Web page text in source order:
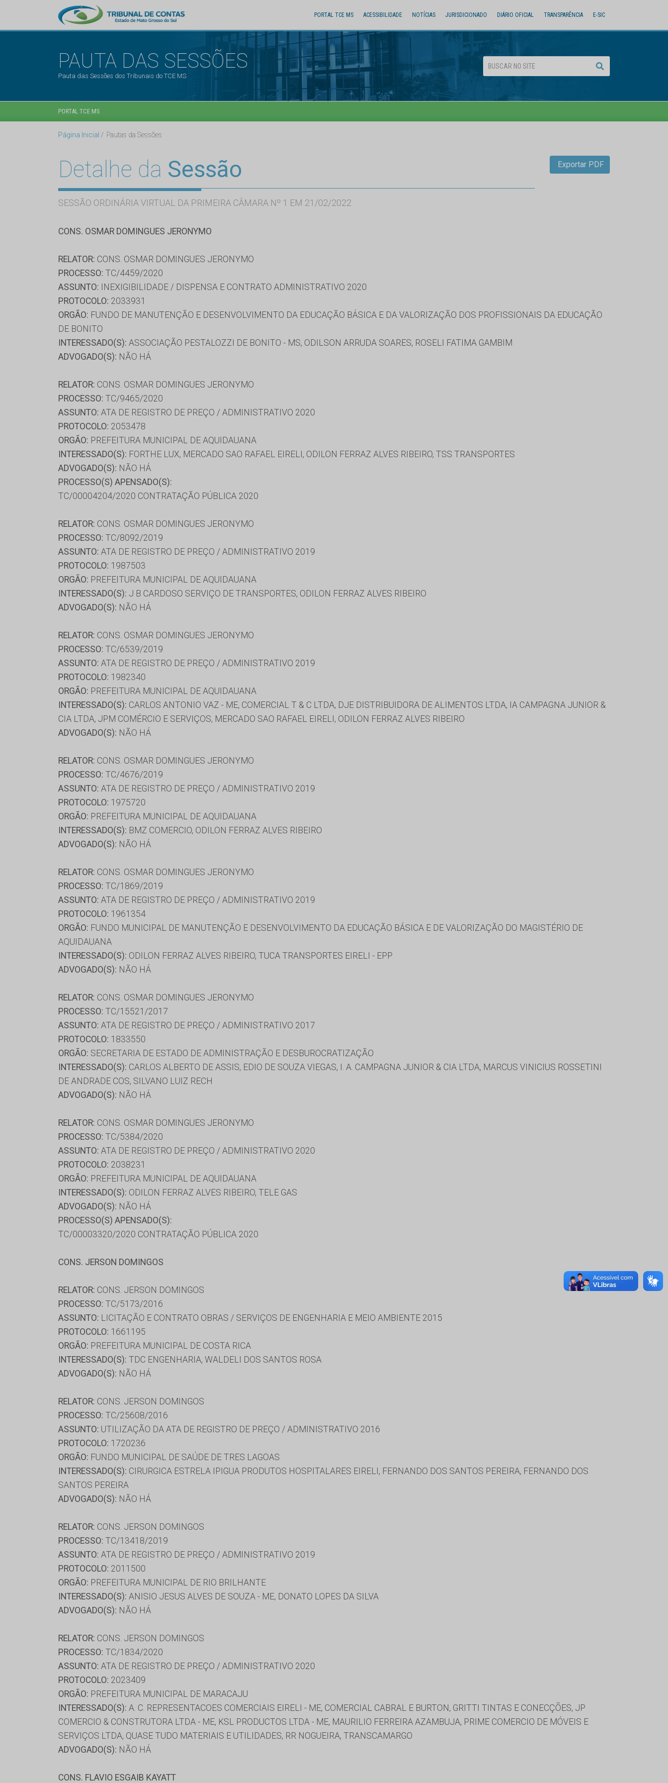
PORTAL TCE MS ACESSIBILIDADE NOTÍCIAS JURISDICIONADO DIÁRIO OFICIAL TRANSPARÊNCIA E-SIC
PAUTA DAS SESSÕES
Pauta das Sessões dos Tribunais do TCE MS
PORTAL TCE MS
Página Inicial Pautas da Sessões
Detalhe da Sessão
SESSÃO ORDINÁRIA VIRTUAL DA PRIMEIRA CÂMARA Nº 1 EM 21/02/2022
Exportar PDF
CONS. OSMAR DOMINGUES JERONYMO
RELATOR: CONS. OSMAR DOMINGUES JERONYMO
PROCESSO: TC/4459/2020
ASSUNTO: INEXIGIBILIDADE / DISPENSA E CONTRATO ADMINISTRATIVO 2020
PROTOCOLO: 2033931
ORGÃO: FUNDO DE MANUTENÇÃO E DESENVOLVIMENTO DA EDUCAÇÃO BÁSICA E DA VALORIZAÇÃO DOS PROFISSIONAIS DA EDUCAÇÃO
DE BONITO
INTERESSADO(S): ASSOCIAÇÃO PESTALOZZI DE BONITO - MS, ODILSON ARRUDA SOARES, ROSELI FATIMA GAMBIM
ADVOGADO(S): NÃO HÁ
RELATOR: CONS. OSMAR DOMINGUES JERONYMO
PROCESSO: TC/9465/2020
ASSUNTO: ATA DE REGISTRO DE PREÇO / ADMINISTRATIVO 2020
PROTOCOLO: 2053478
ORGÃO: PREFEITURA MUNICIPAL DE AQUIDAUANA
INTERESSADO(S): FORTHE LUX, MERCADO SAO RAFAEL EIRELI, ODILON FERRAZ ALVES RIBEIRO, TSS TRANSPORTES
ADVOGADO(S): NÃO HÁ
PROCESSO(S) APENSADO(S):
TC/00004204/2020 CONTRATAÇÃO PÚBLICA 2020
RELATOR: CONS. OSMAR DOMINGUES JERONYMO
PROCESSO: TC/8092/2019
ASSUNTO: ATA DE REGISTRO DE PREÇO / ADMINISTRATIVO 2019
PROTOCOLO: 1987503
ORGÃO: PREFEITURA MUNICIPAL DE AQUIDAUANA
INTERESSADO(S): J B CARDOSO SERVIÇO DE TRANSPORTES, ODILON FERRAZ ALVES RIBEIRO
ADVOGADO(S): NÃO HÁ
RELATOR: CONS. OSMAR DOMINGUES JERONYMO
PROCESSO: TC/6539/2019
ASSUNTO: ATA DE REGISTRO DE PREÇO / ADMINISTRATIVO 2019
PROTOCOLO: 1982340
ORGÃO: PREFEITURA MUNICIPAL DE AQUIDAUANA
INTERESSADO(S): CARLOS ANTONIO VAZ - ME, COMERCIAL T & C LTDA, DJE DISTRIBUIDORA DE ALIMENTOS LTDA, IA CAMPAGNA JUNIOR &
CIA LTDA, JPM COMÉRCIO E SERVIÇOS, MERCADO SAO RAFAEL EIRELI, ODILON FERRAZ ALVES RIBEIRO
ADVOGADO(S): NÃO HÁ
RELATOR: CONS. OSMAR DOMINGUES JERONYMO
PROCESSO: TC/4676/2019
ASSUNTO: ATA DE REGISTRO DE PREÇO / ADMINISTRATIVO 2019
PROTOCOLO: 1975720
ORGÃO: PREFEITURA MUNICIPAL DE AQUIDAUANA
INTERESSADO(S): BMZ COMERCIO, ODILON FERRAZ ALVES RIBEIRO
ADVOGADO(S): NÃO HÁ
RELATOR: CONS. OSMAR DOMINGUES JERONYMO
PROCESSO: TC/1869/2019
ASSUNTO: ATA DE REGISTRO DE PREÇO / ADMINISTRATIVO 2019
PROTOCOLO: 1961354
ORGÃO: FUNDO MUNICIPAL DE MANUTENÇÃO E DESENVOLVIMENTO DA EDUCAÇÃO BÁSICA E DE VALORIZAÇÃO DO MAGISTÉRIO DE
AQUIDAUANA
INTERESSADO(S): ODILON FERRAZ ALVES RIBEIRO, TUCA TRANSPORTES EIRELI - EPP
ADVOGADO(S): NÃO HÁ
RELATOR: CONS. OSMAR DOMINGUES JERONYMO
PROCESSO: TC/15521/2017
ASSUNTO: ATA DE REGISTRO DE PREÇO / ADMINISTRATIVO 2017
PROTOCOLO: 1833550
ORGÃO: SECRETARIA DE ESTADO DE ADMINISTRAÇÃO E DESBUROCRATIZAÇÃO
INTERESSADO(S): CARLOS ALBERTO DE ASSIS, EDIO DE SOUZA VIEGAS, I. A. CAMPAGNA JUNIOR & CIA LTDA, MARCUS VINICIUS ROSSETINI
DE ANDRADE COS, SILVANO LUIZ RECH
ADVOGADO(S): NÃO HÁ
RELATOR: CONS. OSMAR DOMINGUES JERONYMO
PROCESSO: TC/5384/2020
ASSUNTO: ATA DE REGISTRO DE PREÇO / ADMINISTRATIVO 2020
PROTOCOLO: 2038231
ORGÃO: PREFEITURA MUNICIPAL DE AQUIDAUANA
INTERESSADO(S): ODILON FERRAZ ALVES RIBEIRO, TELE GAS
ADVOGADO(S): NÃO HÁ
PROCESSO(S) APENSADO(S):
TC/00003320/2020 CONTRATAÇÃO PÚBLICA 2020
CONS. JERSON DOMINGOS
RELATOR: CONS. JERSON DOMINGOS
PROCESSO: TC/5173/2016
ASSUNTO: LICITAÇÃO E CONTRATO OBRAS / SERVIÇOS DE ENGENHARIA E MEIO AMBIENTE 2015
PROTOCOLO: 1661195
ORGÃO: PREFEITURA MUNICIPAL DE COSTA RICA
INTERESSADO(S): TDC ENGENHARIA, WALDELI DOS SANTOS ROSA
ADVOGADO(S): NÃO HÁ
RELATOR: CONS. JERSON DOMINGOS
PROCESSO: TC/25608/2016
ASSUNTO: UTILIZAÇÃO DA ATA DE REGISTRO DE PREÇO / ADMINISTRATIVO 2016
PROTOCOLO: 1720236
ORGÃO: FUNDO MUNICIPAL DE SAÚDE DE TRES LAGOAS
INTERESSADO(S): CIRURGICA ESTRELA IPIGUA PRODUTOS HOSPITALARES EIRELI, FERNANDO DOS SANTOS PEREIRA, FERNANDO DOS
SANTOS PEREIRA
ADVOGADO(S): NÃO HÁ
RELATOR: CONS. JERSON DOMINGOS
PROCESSO: TC/13418/2019
ASSUNTO: ATA DE REGISTRO DE PREÇO / ADMINISTRATIVO 2019
PROTOCOLO: 2011500
ORGÃO: PREFEITURA MUNICIPAL DE RIO BRILHANTE
INTERESSADO(S): ANISIO JESUS ALVES DE SOUZA - ME, DONATO LOPES DA SILVA
ADVOGADO(S): NÃO HÁ
RELATOR: CONS. JERSON DOMINGOS
PROCESSO: TC/1834/2020
ASSUNTO: ATA DE REGISTRO DE PREÇO / ADMINISTRATIVO 2020
PROTOCOLO: 2023409
ORGÃO: PREFEITURA MUNICIPAL DE MARACAJU
INTERESSADO(S): A. C. REPRESENTACOES COMERCIAIS EIRELI - ME, COMERCIAL CABRAL E BURTON, GRITTI TINTAS E CONECÇÕES, JP
COMERCIO & CONSTRUTORA LTDA - ME, KSL PRODUCTOS LTDA - ME, MAURILIO FERREIRA AZAMBUJA, PRIME COMERCIO DE MÓVEIS E
SERVIÇOS LTDA, QUASE TUDO MATERIAIS E UTILIDADES, RR NOGUEIRA, TRANSCAMARGO
ADVOGADO(S): NÃO HÁ
CONS. FLAVIO ESGAIB KAYATT